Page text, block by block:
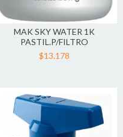
MAK SKY WATER 1K
PASTIL.P/FILTRO
$13.178